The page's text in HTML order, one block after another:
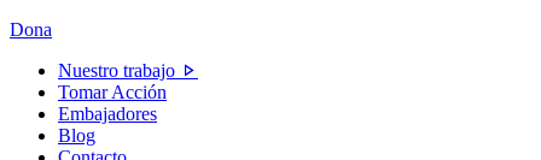
Dona
Nuestro trabajo
Tomar Acción
Embajadores
Blog